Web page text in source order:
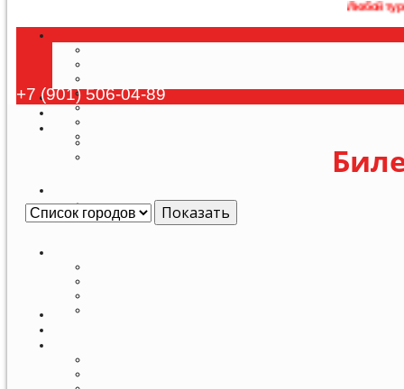
Любой тур возможно
+7 (901) 506-04-89